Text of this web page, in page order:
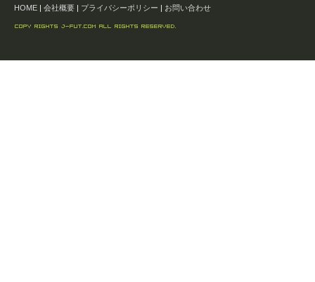
HOME | 会社概要 | プライバシーポリシー | お問い合わせ